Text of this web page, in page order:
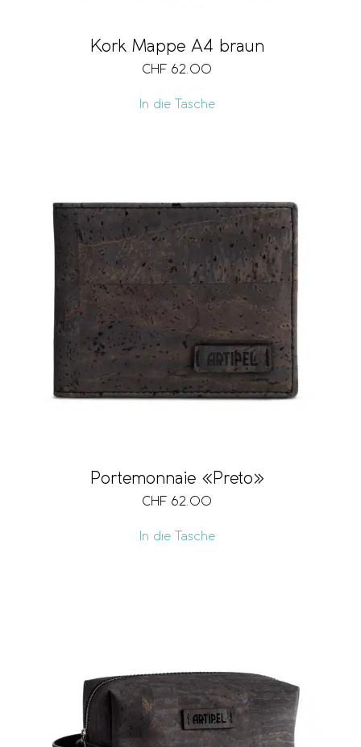
Kork Mappe A4 braun
CHF 62.00
In die Tasche
Portemonnaie «Preto»
CHF 62.00
In die Tasche